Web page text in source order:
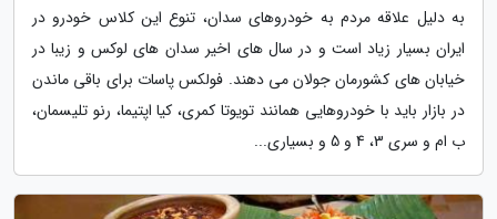
به دلیل علاقه مردم به خودروهای سدان، تنوع این کلاس خودرو در
ایران بسیار زیاد است و در سال های اخیر سدان های لوکس و زیبا در
خیابان های کشورمان جولان می دهند. فولکس پاسات برای باقی ماندن
در بازار باید با خودروهایی همانند تویوتا کمری، کیا اپتیما، رنو تلیسمان،
ب ام و سری 3، 4 و 5 و بسیاری...